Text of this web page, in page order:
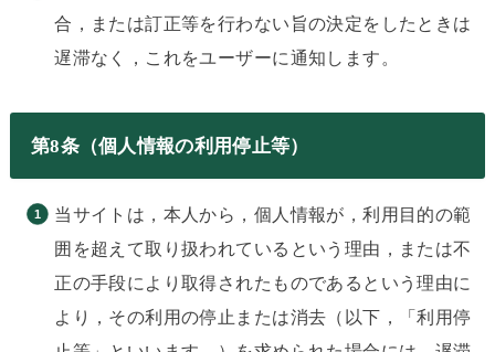
合，または訂正等を行わない旨の決定をしたときは
遅滞なく，これをユーザーに通知します。
第8条（個人情報の利用停止等）
当サイトは，本人から，個人情報が，利用目的の範
囲を超えて取り扱われているという理由，または不
正の手段により取得されたものであるという理由に
より，その利用の停止または消去（以下，「利用停